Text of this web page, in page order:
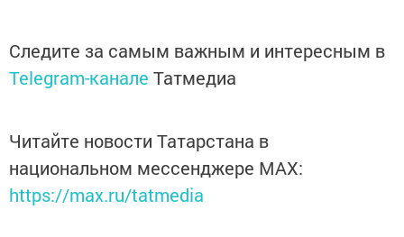
Следите за самым важным и интересным в
Telegram-канале Татмедиа
Читайте новости Татарстана в
национальном мессенджере MАХ:
https://max.ru/tatmedia